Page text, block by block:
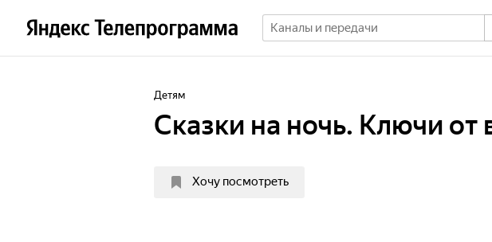
Детям
Сказки на ночь. Ключи от
Хочу посмотреть